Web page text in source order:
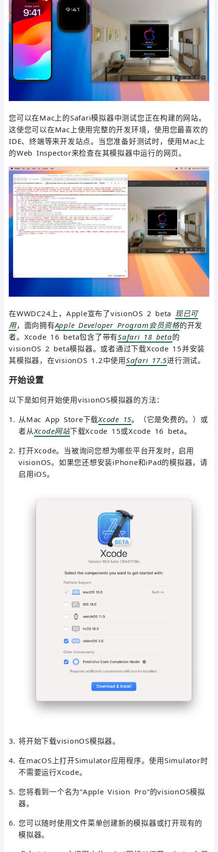
您可以在Mac上的Safari模拟器中测试您正在构建的网站。
这使您可以在Mac上使用完整的开发环境，使用您最喜欢的
IDE、终端等来开发站点。当您准备好测试时，使用Mac上
的Web Inspector来检查在其模拟器中运行的网页。
在WWDC24上，Apple宣布了visionOS 2 beta 现已可
用，面向拥有Apple Developer Program会员资格的开发
者。Xcode 16 beta包含了带有Safari 18 beta的
visionOS 2 beta模拟器。或者通过下载Xcode 15并安装
其模拟器，在visionOS 1.2中使用Safari 17.5进行测试。
开始设置
以下是如何开始使用visionOS模拟器的方法：
从Mac App Store下载Xcode 15。（它是免费的。）或
者从Xcode网站下载Xcode 15或Xcode 16 beta。
打开Xcode。当被询问您想为哪些平台开发时，启用
visionOS。如果您还想安装iPhone和iPad的模拟器，请
启用iOS。
将开始下载visionOS模拟器。
在macOS上打开Simulator应用程序。使用Simulator时
不需要运行Xcode。
您将看到一个名为“Apple Vision Pro”的visionOS模拟
器。
您可以随时使用文件菜单创建新的模拟器或打开现有的
模拟器。